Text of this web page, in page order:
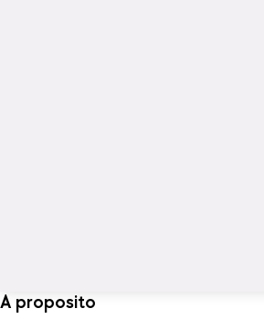
A proposito